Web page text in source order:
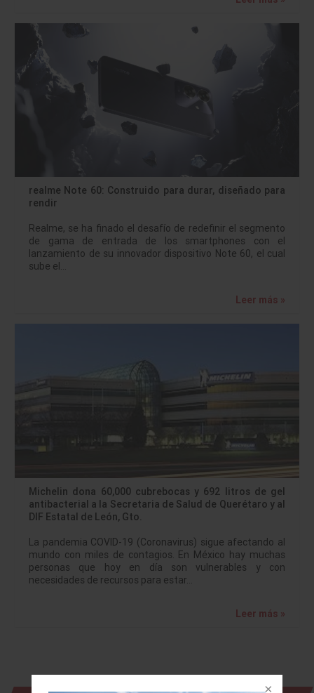
realme Note 60: Construido para durar, diseñado para
rendir
Realme, se ha finado el desafío de redefinir el segmento
de gama de entrada de los smartphones con el
lanzamiento de su innovador dispositivo Note 60, el cual
sube el…
Leer más »
Michelin dona 60,000 cubrebocas y 692 litros de gel
antibacterial a la Secretaria de Salud de Querétaro y al
DIF Estatal de León, Gto.
La pandemia COVID-19 (Coronavirus) sigue afectando al
mundo con miles de contagios. En México hay muchas
personas que hoy en día son vulnerables y con
necesidades de recursos para estar…
Leer más »